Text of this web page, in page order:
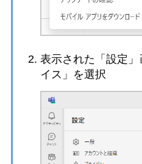
表示された「設定
イス」を選択